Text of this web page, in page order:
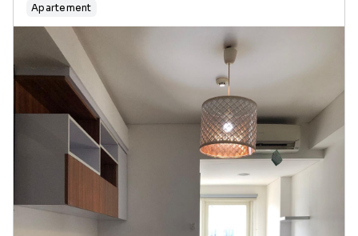
Apartement